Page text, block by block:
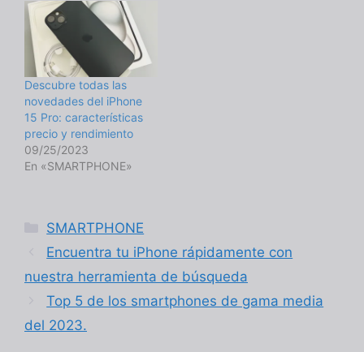
Descubre todas las
novedades del iPhone
15 Pro: características
precio y rendimiento
09/25/2023
En «SMARTPHONE»
Categorías
SMARTPHONE
Encuentra tu iPhone rápidamente con
nuestra herramienta de búsqueda
Top 5 de los smartphones de gama media
del 2023.